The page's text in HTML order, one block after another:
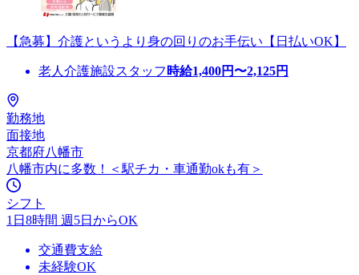
【急募】介護というより身の回りのお手伝い【日払いOK】
老人介護施設スタッフ 時給1,400円〜2,125円
勤務地
面接地
京都府八幡市
八幡市内に多数！＜駅チカ・車通勤okも有＞
シフト
1日8時間 週5日からOK
交通費支給
未経験OK